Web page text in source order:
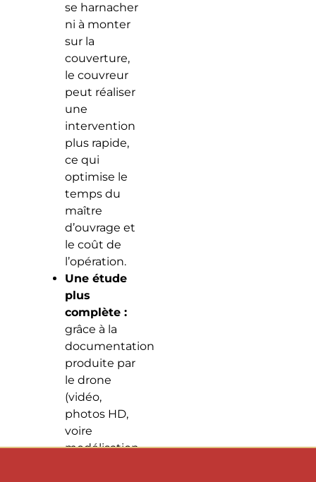
se harnacher
ni à monter
sur la
couverture,
le couvreur
peut réaliser
une
intervention
plus rapide,
ce qui
optimise le
temps du
maître
d’ouvrage et
le coût de
l’opération.
Une étude
plus
complète :
grâce à la
documentation
produite par
le drone
(vidéo,
photos HD,
voire
modélisation